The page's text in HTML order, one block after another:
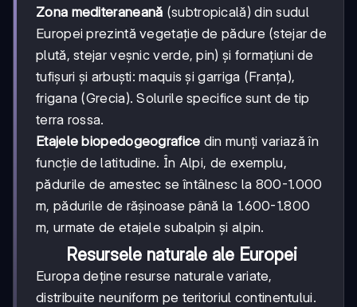
Zona mediteraneană (subtropicală) din sudul
Europei prezintă vegetație de pădure (stejar de
plută, stejar veșnic verde, pin) și formațiuni de
tufișuri și arbuști: maquis și garriga (Franța),
frigana (Grecia). Solurile specifice sunt de tip
terra rossa.
Etajele biopedogeografice din munți variază în
funcție de latitudine. În Alpi, de exemplu,
pădurile de amestec se întâlnesc la 800-1.000
m, pădurile de rășinoase până la 1.600-1.800
m, urmate de etajele subalpin și alpin.
Resursele naturale ale Europei
Europa deține resurse naturale variate,
distribuite neuniform pe teritoriul continentului.